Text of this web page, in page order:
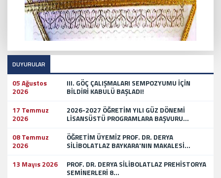
DUYURULAR
05 Ağustos
2026
III. GÖÇ ÇALIŞMALARI SEMPOZYUMU İÇİN
BİLDİRİ KABULÜ BAŞLADI!
17 Temmuz
2026
2026-2027 ÖĞRETİM YILI GÜZ DÖNEMİ
LİSANSÜSTÜ PROGRAMLARA BAŞVURU...
08 Temmuz
2026
ÖĞRETİM ÜYEMİZ PROF. DR. DERYA
SİLİBOLATLAZ BAYKARA'NIN MAKALESİ...
13 Mayıs 2026
PROF. DR. DERYA SİLİBOLATLAZ PREHİSTORYA
SEMİNERLERİ 8...